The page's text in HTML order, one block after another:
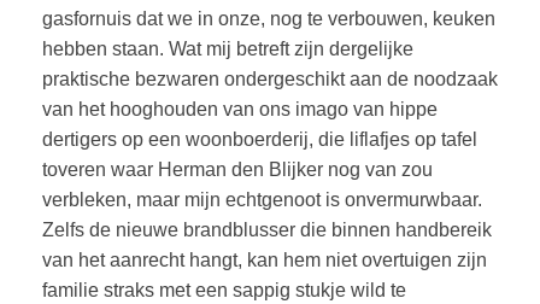
gasfornuis dat we in onze, nog te verbouwen, keuken
hebben staan. Wat mij betreft zijn dergelijke
praktische bezwaren ondergeschikt aan de noodzaak
van het hooghouden van ons imago van hippe
dertigers op een woonboerderij, die liflafjes op tafel
toveren waar Herman den Blijker nog van zou
verbleken, maar mijn echtgenoot is onvermurwbaar.
Zelfs de nieuwe brandblusser die binnen handbereik
van het aanrecht hangt, kan hem niet overtuigen zijn
familie straks met een sappig stukje wild te